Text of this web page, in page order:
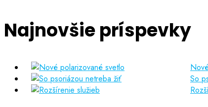
Najnovšie príspevky
So